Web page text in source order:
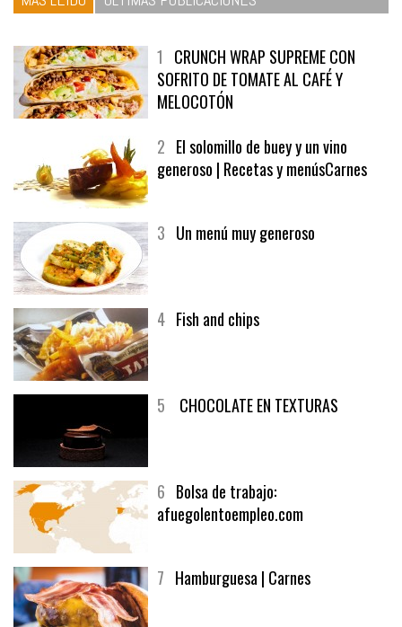
1 CRUNCH WRAP SUPREME CON
SOFRITO DE TOMATE AL CAFÉ Y
MELOCOTÓN
2 El solomillo de buey y un vino
generoso | Recetas y menúsCarnes
3 Un menú muy generoso
4 Fish and chips
5 CHOCOLATE EN TEXTURAS
6 Bolsa de trabajo:
afuegolentoempleo.com
7 Hamburguesa | Carnes